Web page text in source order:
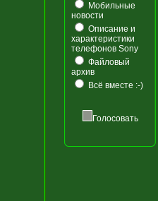
Мобильные
новости
Описание и
характеристики
телефонов Sony
Файловый
архив
Всё вместе :-)
Голосовать